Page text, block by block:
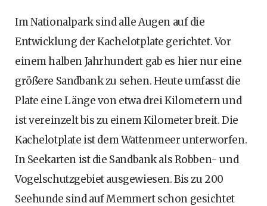
Im Nationalpark sind alle Augen auf die
Entwicklung der Kachelotplate gerichtet. Vor
einem halben Jahrhundert gab es hier nur eine
größere Sandbank zu sehen. Heute umfasst die
Plate eine Länge von etwa drei Kilometern und
ist vereinzelt bis zu einem Kilometer breit. Die
Kachelotplate ist dem Wattenmeer unterworfen.
In Seekarten ist die Sandbank als Robben- und
Vogelschutzgebiet ausgewiesen. Bis zu 200
Seehunde sind auf Memmert schon gesichtet